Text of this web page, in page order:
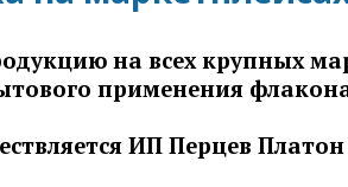
на всех крупных
применения
ИП Перцев